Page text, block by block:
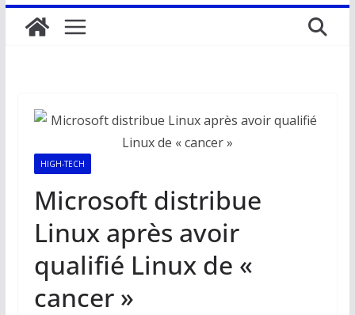
HIGH-TECH
Microsoft distribue
Linux après avoir
qualifié Linux de «
cancer »